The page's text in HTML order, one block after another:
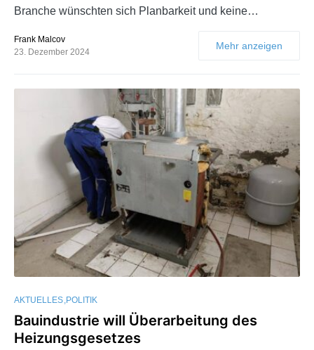
Branche wünschten sich Planbarkeit und keine…
Frank Malcov
23. Dezember 2024
Mehr anzeigen
AKTUELLES POLITIK
Bauindustrie will Überarbeitung des
Heizungsgesetzes